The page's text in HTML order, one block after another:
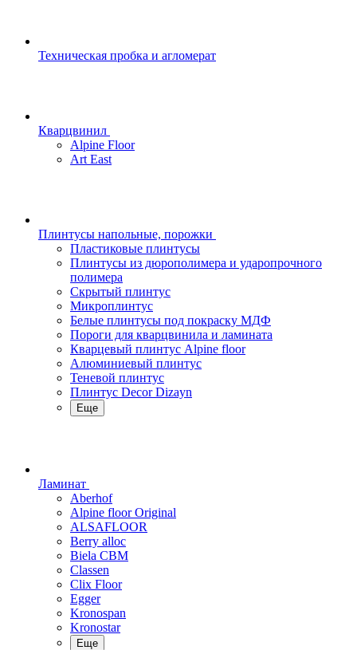
Техническая пробка и агломерат
Кварцвинил
Alpine Floor
Art East
Плинтусы напольные, порожки
Пластиковые плинтусы
Плинтусы из дюрополимера и ударопрочного
полимера
Скрытый плинтус
Микроплинтус
Белые плинтусы под покраску МДФ
Пороги для кварцвинила и ламината
Кварцевый плинтус Alpine floor
Алюминиевый плинтус
Теневой плинтус
Плинтус Decor Dizayn
Еще
Ламинат
Aberhof
Alpine floor Original
ALSAFLOOR
Berry alloc
Biela CBM
Classen
Clix Floor
Egger
Kronospan
Kronostar
Еще